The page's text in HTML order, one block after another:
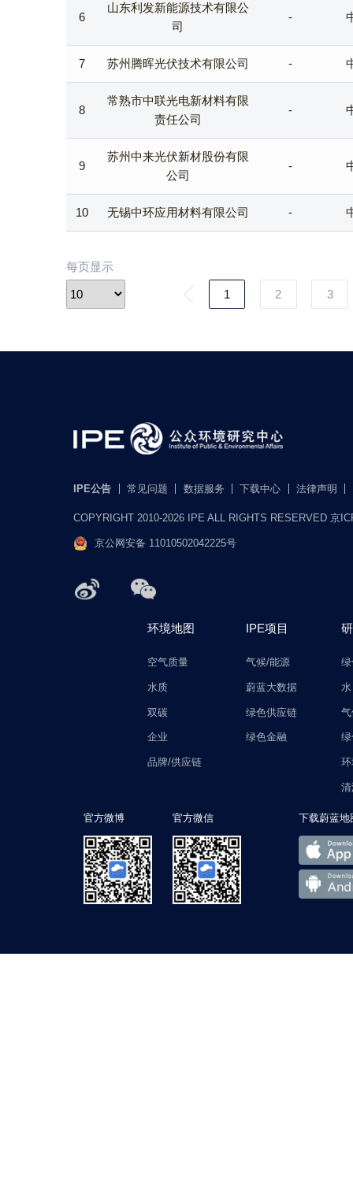
6
山东利发新能源技术有限公
司
-
7 苏州腾晖光伏技术有限公司 -
8
常熟市中联光电新材料有限
责任公司
-
9
苏州中来光伏新材股份有限
公司
-
10 无锡中环应用材料有限公司 -
每页显示
1 2 3
IPE公告 常见问题 数据服务 下载中心 法律声明
COPYRIGHT 2010-2026 IPE ALL RIGHTS RESERVED 京
京公网安备 11010502042225号
环境地图
空气质量
水质
双碳
企业
品牌/供应链
IPE项目
气候/能源
蔚蓝大数据
绿色供应链
绿色金融
水
官方微博 官方微信 下载蔚蓝地